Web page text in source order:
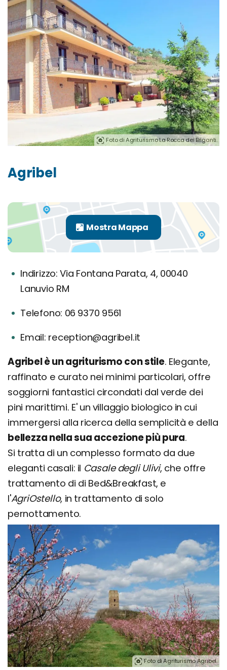
Foto di Agriturismo La Rocca dei Briganti.
Agribel
Indirizzo: Via Fontana Parata, 4, 00040
Lanuvio RM
Telefono: 06 9370 9561
Email: reception@agribel.it
Agribel è un agriturismo con stile. Elegante,
raffinato e curato nei minimi particolari, offre
soggiorni fantastici circondati dal verde dei
pini marittimi. E' un villaggio biologico in cui
immergersi alla ricerca della semplicità e della
bellezza nella sua accezione più pura.
Si tratta di un complesso formato da due
eleganti casali: il Casale degli Ulivi, che offre
trattamento di di Bed&Breakfast, e
l'AgriOstello, in trattamento di solo
pernottamento.
Foto di Agriturismo Agribel.